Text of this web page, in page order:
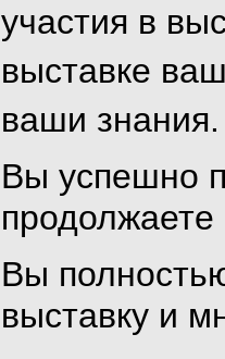
участия в
выставке
ваши знания.
Вы успешно
продолжаете
Вы
выставку и